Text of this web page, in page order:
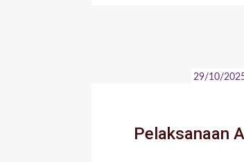
29/10/
Pelaksanaan